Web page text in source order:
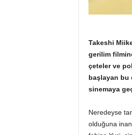
Takeshi
gerilim
çeteler ve
başlayan bu
sinemaya
Neredeyse
olduğuna